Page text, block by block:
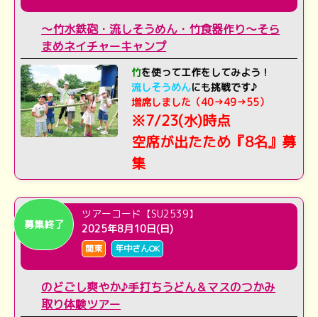
～竹水鉄砲・流しそうめん・竹食器作り～そら
まめネイチャーキャンプ
竹を使って工作をしてみよう！
流しそうめんにも挑戦です♪
増席しました（40→49→55）
※7/23(水)時点
空席が出たため『8名』募
集
募集終了
ツアーコード【SU2539】
2025年8月10日(日)
関東 年中さんOK
のどごし爽やか♪手打ちうどん＆マスのつかみ
取り体験ツアー